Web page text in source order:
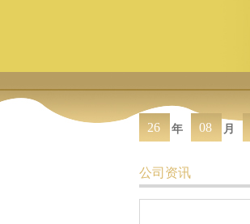
26 年 08 月
公司资讯